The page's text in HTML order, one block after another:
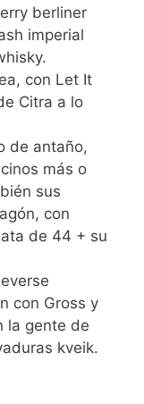
berliner
imperial
con Let It
Citra a lo
de antaño,
más o
sus
con
de 44 + su
con Gross y
la gente de
kveik.